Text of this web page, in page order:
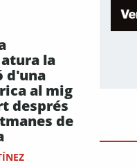
la
d'una
al mig
després
de